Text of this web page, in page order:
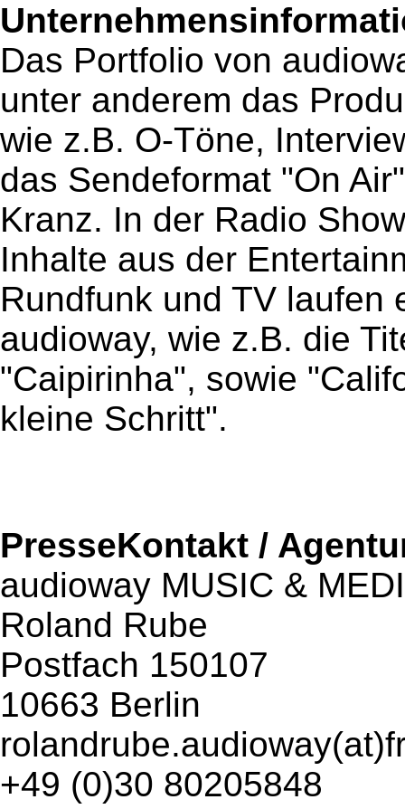
Das Portfolio von
unter anderem das
wie z.B. O-Töne,
das Sendeformat "On
Kranz. In der Radio
Inhalte aus der
Rundfunk und TV laufen
audioway, wie z.B. die
"Caipirinha", sowie
kleine Schritt".
PresseKontakt /
audioway MUSIC &
Roland Rube
Postfach 150107
10663 Berlin
+49 (0)30 80205848